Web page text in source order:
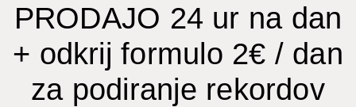
PRODAJO 24 ur na dan
+ odkrij formulo 2€ / dan
za podiranje rekordov